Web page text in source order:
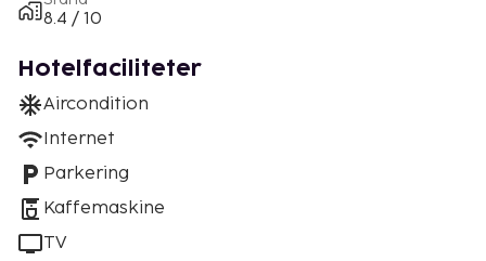
8.4 / 10
Hotelfaciliteter
Aircondition
Internet
Parkering
Kaffemaskine
TV